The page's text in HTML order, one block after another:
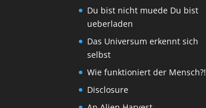
Du bist nicht muede Du bist
ueberladen
Das Universum erkennt sich
selbst
Wie funktioniert der Mensch?!
Disclosure